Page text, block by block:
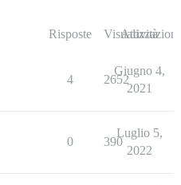
Risposte Visualizzazioni
Attività
4 2652
Giugno 4,
2021
0 390
Luglio 5,
2022